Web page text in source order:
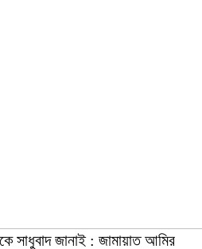
সাধুবাদ জানাই : জামায়াত আমির